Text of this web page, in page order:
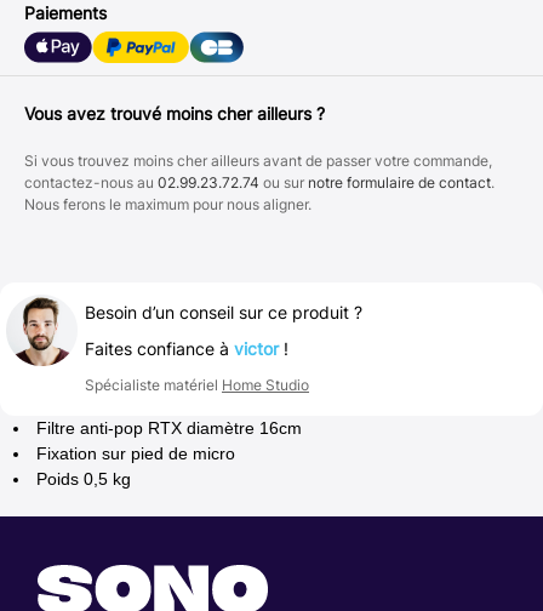
Paiements
Vous avez trouvé moins cher ailleurs ?
Si vous trouvez moins cher ailleurs avant de passer votre commande,
contactez-nous au 02.99.23.72.74 ou sur notre formulaire de contact.
Nous ferons le maximum pour nous aligner.
Besoin d’un conseil sur ce produit ?
Faites confiance à victor!
Spécialiste matériel Home Studio
Filtre anti-pop RTX diamètre 16cm
Fixation sur pied de micro
Poids 0,5 kg